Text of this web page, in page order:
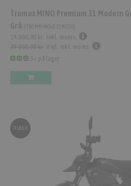
Tromox MINO Premium 31 Modern
Grå
TROMMINO6031MG30
19.000,00 kr.
Inkl. moms.
29.000,00 kr. Vejl. inkl. moms.
3+ på lager
TILBUD